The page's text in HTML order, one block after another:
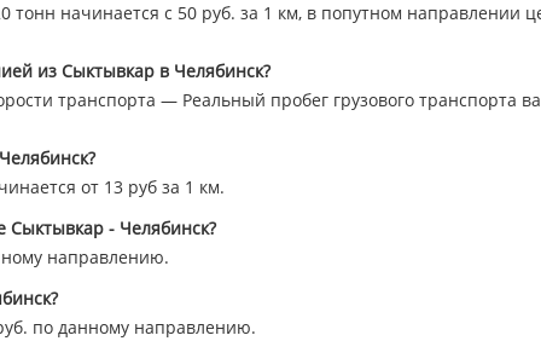
начинается с 50 руб. за 1 км, в попутном направлении
из Сыктывкар в Челябинск?
транспорта — Реальный пробег грузового транспорта
от 13 руб за 1 км.
Сыктывкар - Челябинск?
направлению.
по данному направлению.